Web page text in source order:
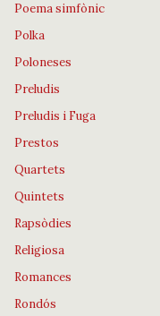
Poema simfònic
Polka
Poloneses
Preludis
Preludis i Fuga
Prestos
Quartets
Quintets
Rapsòdies
Religiosa
Romances
Rondós